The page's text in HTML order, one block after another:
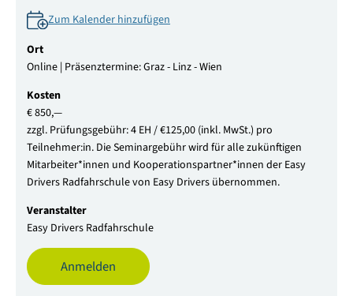
Zum Kalender hinzufügen
Ort
Online | Präsenztermine: Graz - Linz - Wien
Kosten
€ 850,—
zzgl. Prüfungsgebühr: 4 EH / €125,00 (inkl. MwSt.) pro
Teilnehmer:in. Die Seminargebühr wird für alle zukünftigen
Mitarbeiter*innen und Kooperationspartner*innen der Easy
Drivers Radfahrschule von Easy Drivers übernommen.
Veranstalter
Easy Drivers Radfahrschule
Anmelden